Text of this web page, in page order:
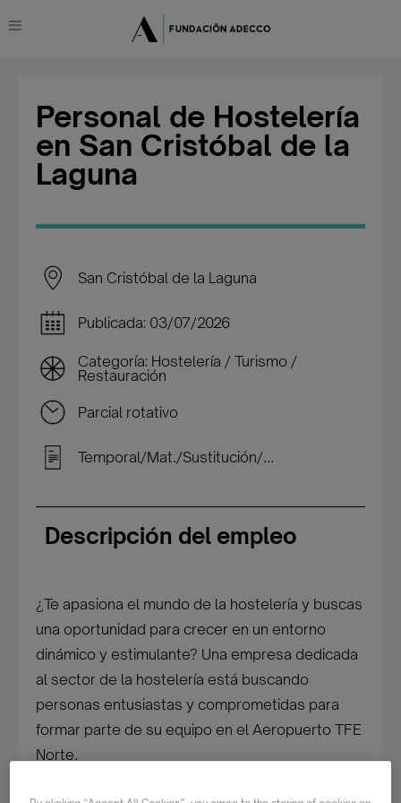
Personal de Hostelería
en San Cristóbal de la
Laguna
San Cristóbal de la Laguna
Publicada: 03/07/2026
Categoría: Hostelería / Turismo /
Restauración
Parcial rotativo
Temporal/Mat./Sustitución/...
Descripción del empleo
¿Te apasiona el mundo de la hostelería y buscas
una oportunidad para crecer en un entorno
dinámico y estimulante? Una empresa dedicada
al sector de la hostelería está buscando
personas entusiastas y comprometidas para
formar parte de su equipo en el Aeropuerto TFE
Norte.